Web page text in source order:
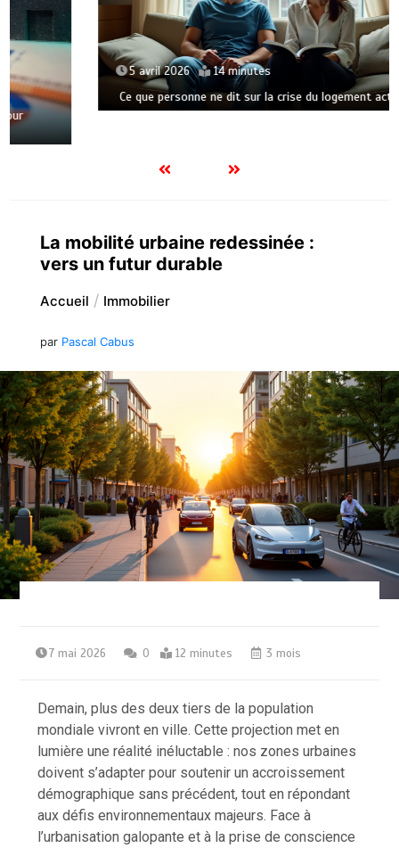
5 avril 2026 14 minutes
Ce que personne ne dit sur la crise du logement actuel
La mobilité urbaine redessinée :
vers un futur durable
Accueil Immobilier
par Pascal Cabus
7 mai 2026 0 12 minutes 3 mois
Demain, plus des deux tiers de la population
mondiale vivront en ville. Cette projection met en
lumière une réalité inéluctable : nos zones urbaines
doivent s’adapter pour soutenir un accroissement
démographique sans précédent, tout en répondant
aux défis environnementaux majeurs. Face à
l’urbanisation galopante et à la prise de conscience